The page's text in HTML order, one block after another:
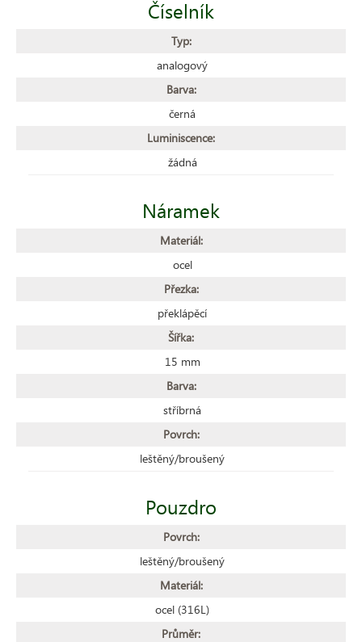
Číselník
Typ:
analogový
Barva:
černá
Luminiscence:
žádná
Náramek
Materiál:
ocel
Přezka:
překlápěcí
Šířka:
15 mm
Barva:
stříbrná
Povrch:
leštěný/broušený
Pouzdro
Povrch:
leštěný/broušený
Materiál:
ocel (316L)
Průměr: